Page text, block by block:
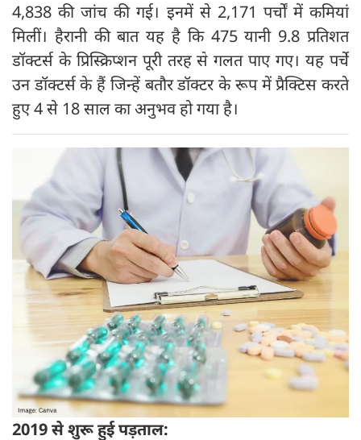
4,838 की जांच की गई। इनमें से 2,171 पर्चों में कमियां
मिलीं। हैरानी की बात यह है कि 475 यानी 9.8 प्रतिशत
डॉक्टर्स के प्रिस्क्रिप्शन पूरी तरह से गलत पाए गए। यह पर्चे
उन डॉक्टर्स के हैं जिन्हें बतौर डॉक्टर के रूप में प्रैक्टिस करते
हुए 4 से 18 साल का अनुभव हो गया है।
2019 से शुरू हुई पड़ताल: